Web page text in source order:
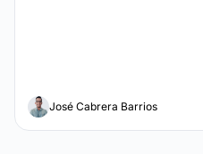
José Cabrera Barrios